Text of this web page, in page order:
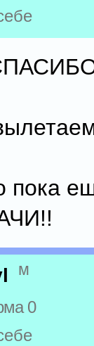
пока
м
0